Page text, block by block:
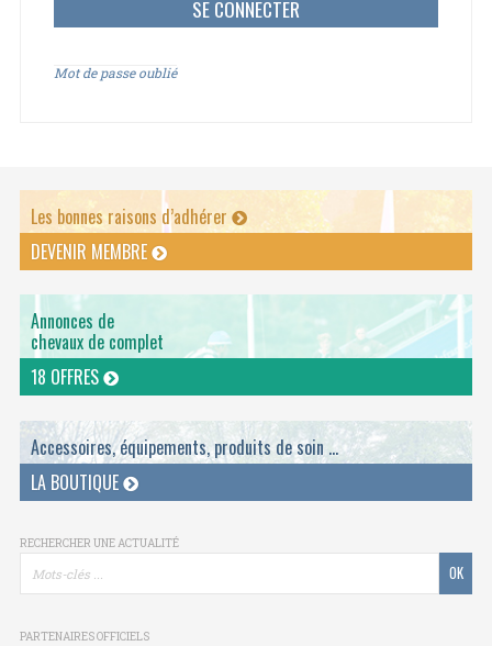
Mot de passe oublié
Les bonnes raisons d’adhérer
DEVENIR MEMBRE
Annonces de
chevaux de complet
18 OFFRES
Accessoires, équipements, produits de soin ...
LA BOUTIQUE
RECHERCHER UNE ACTUALITÉ
PARTENAIRES OFFICIELS